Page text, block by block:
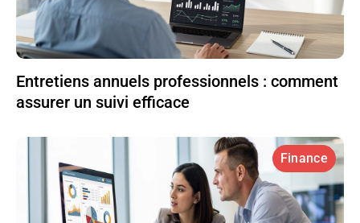
Entretiens annuels professionnels : comment
assurer un suivi efficace
Finance